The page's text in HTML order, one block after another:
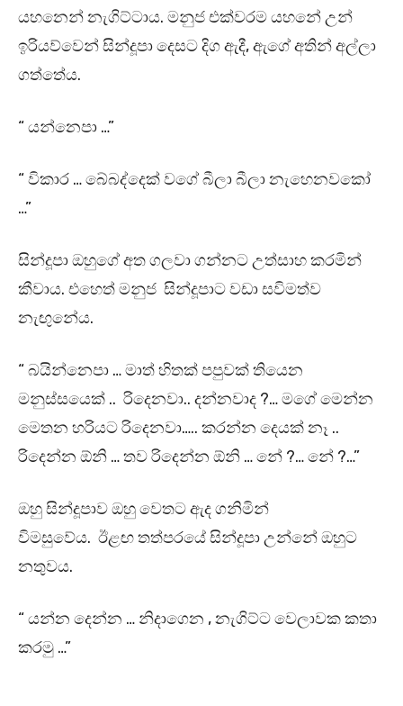
යහනෙන් නැගිට්ටාය. මනුජ එක්වරම යහනේ උන්
ඉරියව්වෙන් සින්දූපා දෙසට දිග ඇදී, ඇගේ අතින් අල්ලා
ගත්තේය.
“ යන්නෙපා …”
“ විකාර … බේබද්දෙක් වගේ බීලා බීලා නැහෙනවකෝ
…”
සින්දූපා ඔහුගේ අත ගලවා ගන්නට උත්සාහ කරමින්
කීවාය. එහෙත් මනුජ සින්දූපාට වඩා සවිමත්ව
නැඟුනේය.
“ බයින්නෙපා … මාත් හිතක් පපුවක් තියෙන
මනුස්සයෙක් .. රිදෙනවා.. දන්නවාද ?… මගේ මෙන්න
මෙතන හරියට රිදෙනවා….. කරන්න දෙයක් නෑ ..
රිදෙන්න ඕනි … තව රිදෙන්න ඕනි … නේ ?… නේ ?…”
ඔහු සින්දූපාව ඔහු වෙතට ඇද ගනිමින්
විමසුවේය. ඊළඟ තත්පරයේ සින්දූපා උන්නේ ඔහුට
නතුවය.
“ යන්න දෙන්න … නිදාගෙන , නැගිට්ට වෙලාවක කතා
කරමු …”